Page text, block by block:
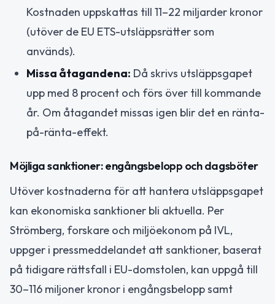
Kostnaden uppskattas till 11–22 miljarder kronor
(utöver de EU ETS-utsläppsrätter som
används).
Missa åtagandena: Då skrivs utsläppsgapet
upp med 8 procent och förs över till kommande
år. Om åtagandet missas igen blir det en ränta-
på-ränta-effekt.
Möjliga sanktioner: engångsbelopp och dagsböter
Utöver kostnaderna för att hantera utsläppsgapet
kan ekonomiska sanktioner bli aktuella. Per
Strömberg, forskare och miljöekonom på IVL,
uppger i pressmeddelandet att sanktioner, baserat
på tidigare rättsfall i EU-domstolen, kan uppgå till
30–116 miljoner kronor i engångsbelopp samt